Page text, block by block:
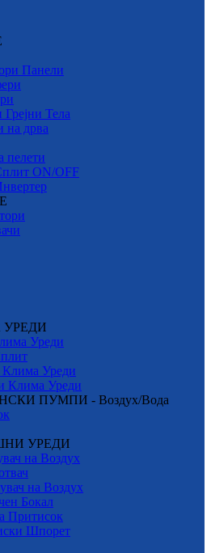
Панели
Тела
на дрва
пелети
ON/OFF
Уреди
Клима Уреди
Клима Уреди
ПУМПИ - Воздух/Вода
УРЕДИ
на Воздух
на Воздух
Бокал
Притисок
Шпорет